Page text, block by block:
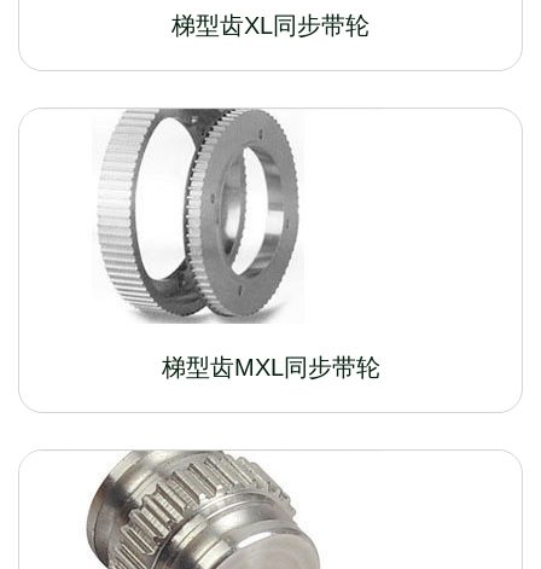
梯型齿XL同步带轮
梯型齿MXL同步带轮